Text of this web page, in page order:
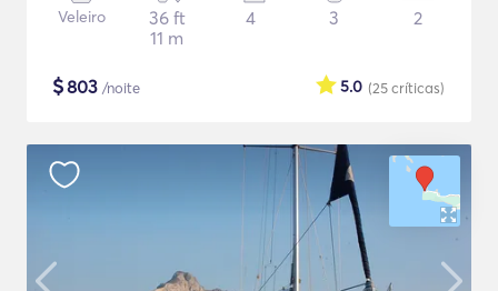
Veleiro
36 ft
11 m
4 3 2
$803 /noite (25críticas)
5.0